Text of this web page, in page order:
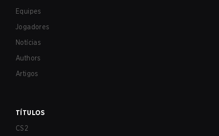
Equipes
Jogadores
Notícias
Authors
Artigos
TÍTULOS
CS2